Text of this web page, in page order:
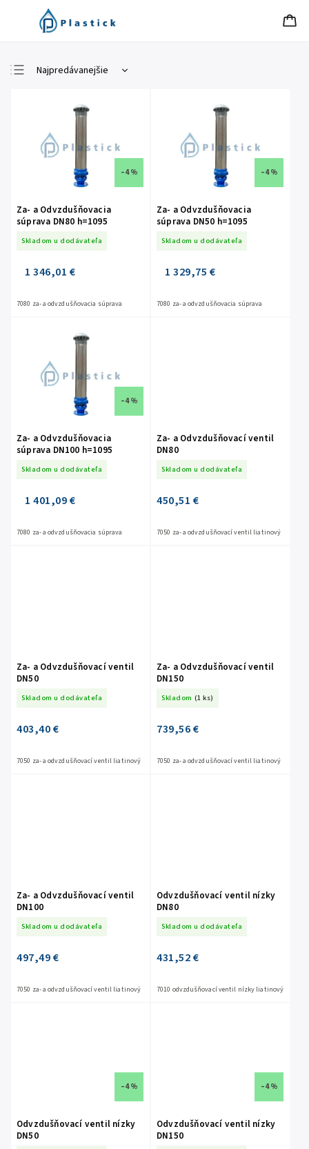
Najpredávanejšie
Najdrahšie
Abecedne
–4 %
Za- a Odvzdušňovacia
súprava DN80 h=1095
Skladom u dodávateľa
1 346,01 €
7080 za- a odvzdušňovacia súprava
–4 %
Za- a Odvzdušňovacia
súprava DN50 h=1095
Skladom u dodávateľa
1 329,75 €
7080 za- a odvzdušňovacia súprava
–4 %
Za- a Odvzdušňovacia
súprava DN100 h=1095
Skladom u dodávateľa
1 401,09 €
7080 za- a odvzdušňovacia súprava
Za- a Odvzdušňovací ventil
DN80
Skladom u dodávateľa
450,51 €
7050 za- a odvzdušňovací ventil liatinový
Za- a Odvzdušňovací ventil
DN50
Skladom u dodávateľa
403,40 €
7050 za- a odvzdušňovací ventil liatinový
Za- a Odvzdušňovací ventil
DN150
Skladom (1 ks)
739,56 €
7050 za- a odvzdušňovací ventil liatinový
Za- a Odvzdušňovací ventil
DN100
Skladom u dodávateľa
497,49 €
7050 za- a odvzdušňovací ventil liatinový
Odvzdušňovací ventil nízky
DN80
Skladom u dodávateľa
431,52 €
7010 odvzdušňovací ventil nízky liatinový
–4 %
Odvzdušňovací ventil nízky
DN50
–4 %
Odvzdušňovací ventil nízky
DN150